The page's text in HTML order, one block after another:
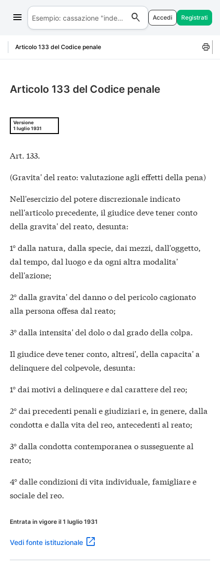
Salta al contenuto Accedi Registrati
Articolo 133 del Codice penale
Articolo 133 del Codice penale
Versione
1 luglio 1931
Art. 133.
(Gravita' del reato: valutazione agli effetti della pena)
Nell'esercizio del potere discrezionale indicato
nell'articolo precedente, il giudice deve tener conto
della gravita' del reato, desunta:
1° dalla natura, dalla specie, dai mezzi, dall'oggetto,
dal tempo, dal luogo e da ogni altra modalita'
dell'azione;
2° dalla gravita' del danno o del pericolo cagionato
alla persona offesa dal reato;
3° dalla intensita' del dolo o dal grado della colpa.
Il giudice deve tener conto, altresi', della capacita' a
delinquere del colpevole, desunta:
1° dai motivi a delinquere e dal carattere del reo;
2° dai precedenti penali e giudiziari e, in genere, dalla
condotta e dalla vita del reo, antecedenti al reato;
3° dalla condotta contemporanea o susseguente al
reato;
4° dalle condizioni di vita individuale, famigliare e
sociale del reo.
Entrata in vigore il 1 luglio 1931
Vedi fonte istituzionale